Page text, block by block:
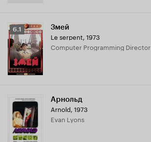
Рейтинг
Кинопоиска
6.1
6.1 Змей
Le serpent, 1973
Computer Programming Director
Арнольд
Arnold, 1973
Evan Lyons